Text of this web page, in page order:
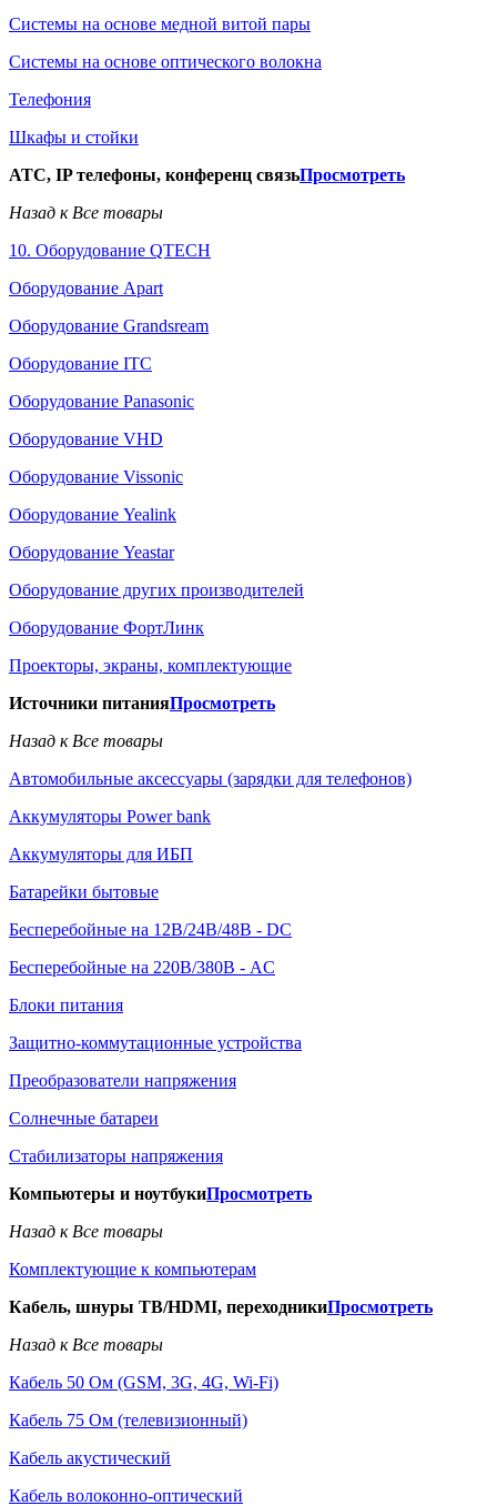
Системы на основе медной витой пары
Системы на основе оптического волокна
Телефония
Шкафы и стойки
АТС, IP телефоны, конференц связьПросмотреть
Назад к Все товары
10. Оборудование QTECH
Оборудование Apart
Оборудование Grandsream
Оборудование ITC
Оборудование Panasonic
Оборудование VHD
Оборудование Vissonic
Оборудование Yealink
Оборудование Yeastar
Оборудование других производителей
Оборудование ФортЛинк
Проекторы, экраны, комплектующие
Источники питанияПросмотреть
Назад к Все товары
Автомобильные аксессуары (зарядки для телефонов)
Аккумуляторы Power bank
Аккумуляторы для ИБП
Батарейки бытовые
Бесперебойные на 12В/24В/48В - DC
Бесперебойные на 220В/380В - AC
Блоки питания
Защитно-коммутационные устройства
Преобразователи напряжения
Солнечные батареи
Стабилизаторы напряжения
Компьютеры и ноутбукиПросмотреть
Назад к Все товары
Комплектующие к компьютерам
Кабель, шнуры ТВ/HDMI, переходникиПросмотреть
Назад к Все товары
Кабель 50 Ом (GSM, 3G, 4G, Wi-Fi)
Кабель 75 Ом (телевизионный)
Кабель акустический
Кабель волоконно-оптический